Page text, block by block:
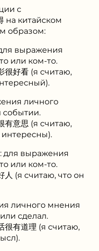
с
на китайском
образом:
выражения
или ком-то.
很好看 (я считаю,
личного
событии.
有意思 (я считаю,
для выражения
или ком-то.
人 (я считаю, что он
личного мнения
сделал.
很有道理 (я считаю,